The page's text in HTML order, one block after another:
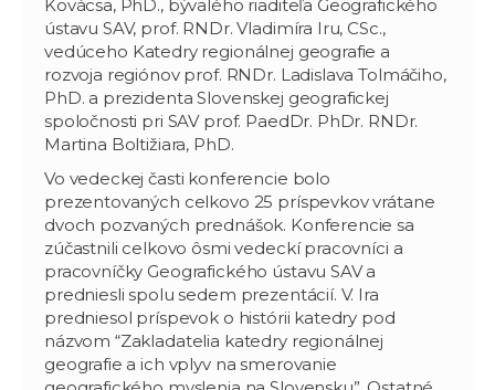
Kovácsa, PhD., bývalého riaditeľa Geografického
ústavu SAV, prof. RNDr. Vladimíra Iru, CSc.,
vedúceho Katedry regionálnej geografie a
rozvoja regiónov prof. RNDr. Ladislava Tolmáčiho,
PhD. a prezidenta Slovenskej geografickej
spoločnosti pri SAV prof. PaedDr. PhDr. RNDr.
Martina Boltižiara, PhD.
Vo vedeckej časti konferencie bolo
prezentovaných celkovo 25 príspevkov vrátane
dvoch pozvaných prednášok. Konferencie sa
zúčastnili celkovo ôsmi vedeckí pracovníci a
pracovníčky Geografického ústavu SAV a
predniesli spolu sedem prezentácií. V. Ira
predniesol príspevok o histórii katedry pod
názvom “Zakladatelia katedry regionálnej
geografie a ich vplyv na smerovanie